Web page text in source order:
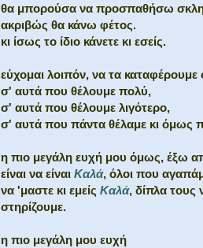
θα μπορούσα να προσπαθήσω
ακριβώς θα κάνω φέτος.
κι ίσως το ίδιο κάνετε κι εσείς.
εύχομαι λοιπόν, να τα καταφέρουμε
σ' αυτά που θέλουμε πολύ,
σ' αυτά που θέλουμε λιγότερο,
σ' αυτά που πάντα θέλαμε κι όμως
η πιο μεγάλη ευχή μου όμως, έξω
είναι να είναι Καλά, όλοι που
να 'μαστε κι εμείς Καλά, δίπλα τους
στηρίζουμε.
η πιο μεγάλη μου ευχή